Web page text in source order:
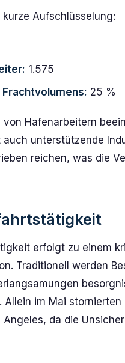
Aufschlüsselung:
1.575
Frachtvolumens: 25 %
Hafenarbeitern
unterstützende
reichen, was die
erfolgt zu einem
Traditionell werden
im Mai
da die